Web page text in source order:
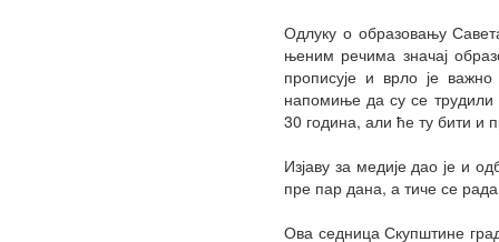
Одлуку о образовању
њеним речима значај
прописује и врло је
напомиње да су се трудили
30 година, али ће ту бити и
Изјаву за медије дао је и
пре пар дана, а тиче се
Ова седница Скупштине